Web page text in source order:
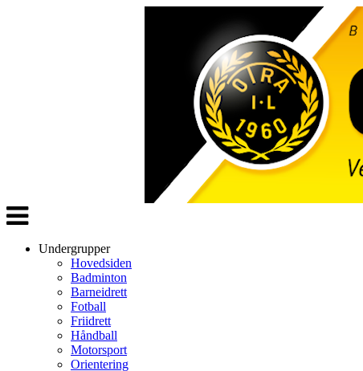
Veksle
navigasjon
Undergrupper
Hovedsiden
Badminton
Barneidrett
Fotball
Friidrett
Håndball
Motorsport
Orientering